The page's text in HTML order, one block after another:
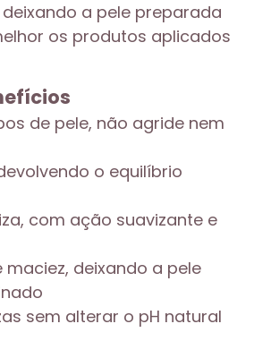
a pele preparada
os produtos aplicados
de pele, não agride nem
o equilíbrio
com ação suavizante e
maciez, deixando a pele
sem alterar o pH natural